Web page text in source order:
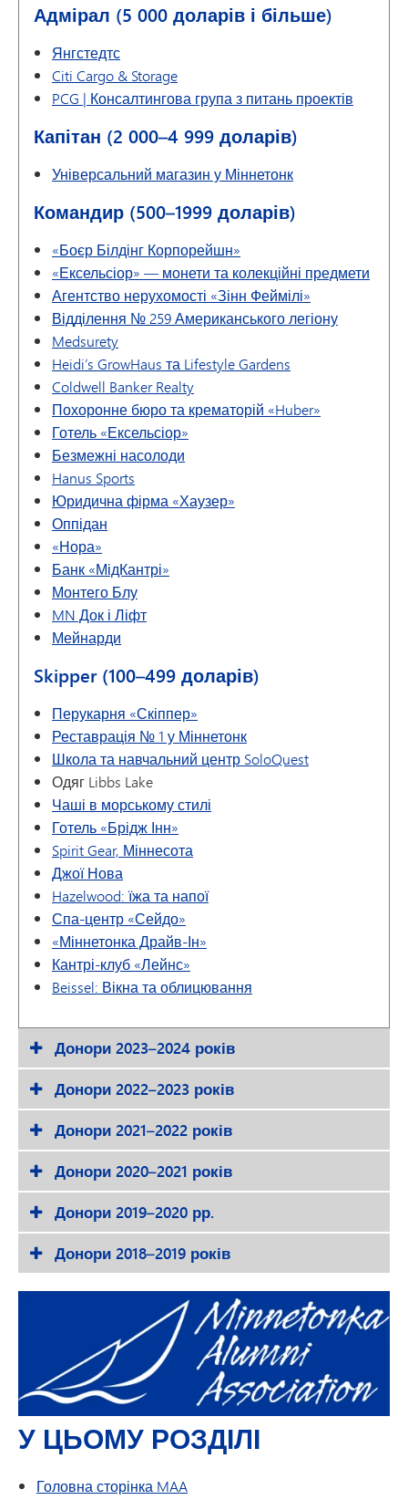
Адмірал (5 000 доларів і більше)
Янгстедтс
Citi Cargo & Storage
PCG | Консалтингова група з питань проектів
Капітан (2 000–4 999 доларів)
Універсальний магазин у Міннетонк
Командир (500–1999 доларів)
«Боєр Білдінг Корпорейшн»
«Ексельсіор» — монети та колекційні предмети
Агентство нерухомості «Зінн Феймілі»
Відділення № 259 Американського легіону
Medsurety
Heidi’s GrowHaus та Lifestyle Gardens
Coldwell Banker Realty
Похоронне бюро та крематорій «Huber»
Готель «Ексельсіор»
Безмежні насолоди
Hanus Sports
Юридична фірма «Хаузер»
Оппідан
«Нора»
Банк «МідКантрі»
Монтего Блу
MN Док і Ліфт
Мейнарди
Skipper (100–499 доларів)
Перукарня «Скіппер»
Реставрація № 1 у Міннетонк
Школа та навчальний центр SoloQuest
Одяг Libbs Lake
Чаші в морському стилі
Готель «Брідж Інн»
Spirit Gear, Міннесота
Джої Нова
Hazelwood: їжа та напої
Спа-центр «Сейдо»
«Міннетонка Драйв-Ін»
Кантрі-клуб «Лейнс»
Beissel: Вікна та облицювання
Донори 2023–2024 років
Донори 2022–2023 років
Донори 2021–2022 років
Донори 2020–2021 років
Донори 2019–2020 рр.
Донори 2018–2019 років
У ЦЬОМУ РОЗДІЛІ
Головна сторінка MAA